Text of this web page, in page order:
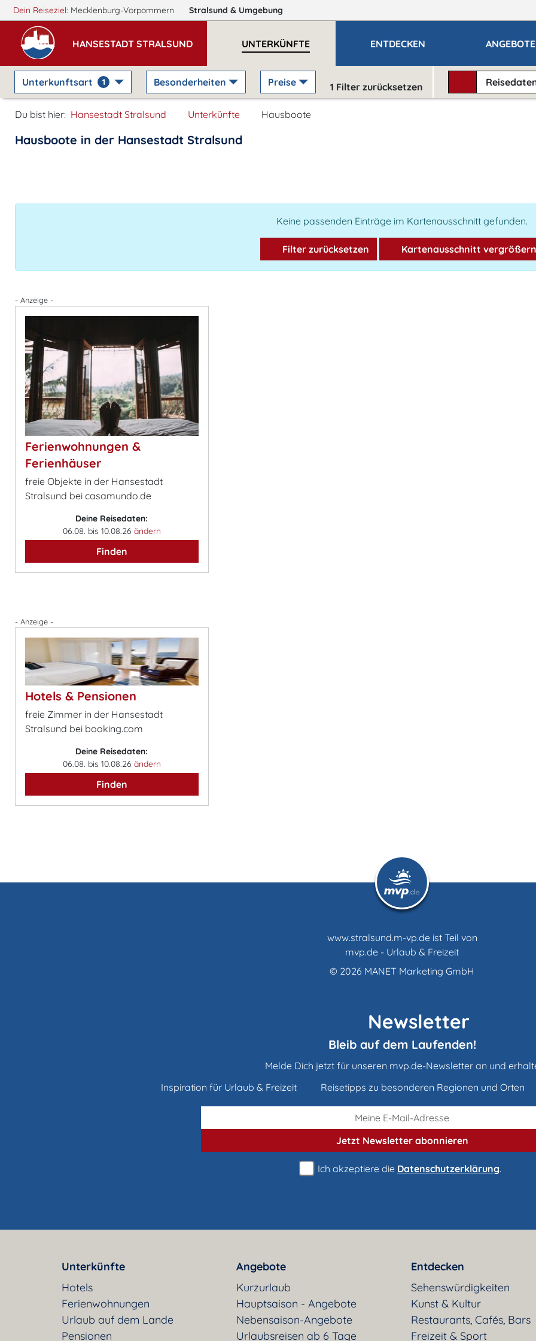
Dein Reiseziel: Mecklenburg-Vorpommern Stralsund & Umgebung
HANSESTADT STRALSUND UNTERKÜNFTE ENTDECKEN ANGEBOTE
Unterkunftsart 1 Besonderheiten Preise 1 Filter zurücksetzen
Du bist hier: Hansestadt Stralsund Unterkünfte Hausboote
Hausboote in der Hansestadt Stralsund
Keine passenden Einträge im Kartenausschnitt gefunden.
Filter zurücksetzen Kartenausschnitt vergrößern
- Anzeige -
Ferienwohnungen &
Ferienhäuser
freie Objekte in der Hansestadt
Stralsund bei casamundo.de
Deine Reisedaten:
06.08. bis 10.08.26 ändern
Finden
- Anzeige -
Hotels & Pensionen
freie Zimmer in der Hansestadt
Stralsund bei booking.com
Deine Reisedaten:
06.08. bis 10.08.26 ändern
Finden
www.stralsund.m-vp.de ist Teil von
mvp.de - Urlaub & Freizeit
© 2026 MANET Marketing GmbH
Newsletter
Bleib auf dem Laufenden!
Melde Dich jetzt für unseren mvp.de-Newsletter an und
Inspiration für Urlaub & Freizeit
Reisetipps zu besonderen Regionen und Orten
Jetzt Newsletterabonnieren
Ich akzeptiere die Datenschutzerklärung.
Unterkünfte
Hotels
Ferienwohnungen
Urlaub auf dem Lande
Pensionen
Angebote
Kurzurlaub
Hauptsaison - Angebote
Nebensaison-Angebote
Urlaubsreisen ab 6 Tage
Entdecken
Sehenswürdigkeiten
Kunst & Kultur
Restaurants, Cafés, Bars
Freizeit & Sport